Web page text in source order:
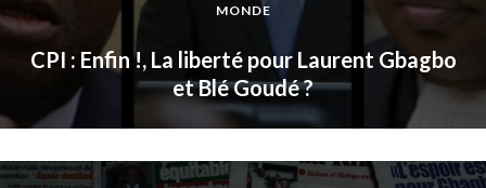
MONDE
CPI : Enfin !, La liberté pour Laurent Gbagbo
et Blé Goudé ?